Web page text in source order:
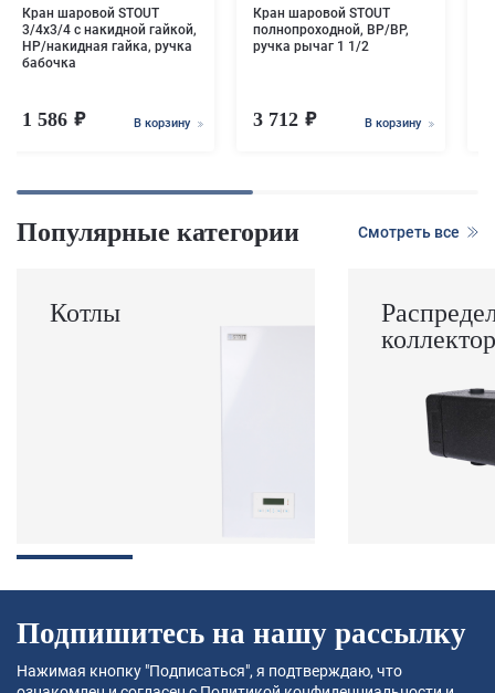
Кран шаровой STOUT
3/4x3/4 с накидной гайкой,
НР/накидная гайка, ручка
бабочка
1 586 В корзину
Кран шаровой STOUT
полнопроходной, ВР/ВР,
ручка рычаг 1 1/2
3 712 В корзину
Популярные категории Смотреть все
Котлы
Подпишитесь на нашу рассылку
Нажимая кнопку "Подписаться", я подтверждаю, что